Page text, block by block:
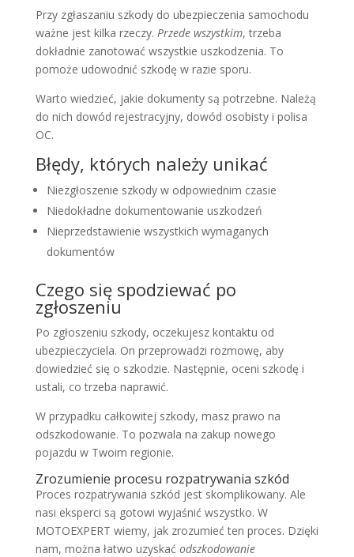
Przy zgłaszaniu szkody do ubezpieczenia samochodu
ważne jest kilka rzeczy. Przede wszystkim, trzeba
dokładnie zanotować wszystkie uszkodzenia. To
pomoże udowodnić szkodę w razie sporu.
Warto wiedzieć, jakie dokumenty są potrzebne. Należą
do nich dowód rejestracyjny, dowód osobisty i polisa
OC.
Błędy, których należy unikać
Niezgłoszenie szkody w odpowiednim czasie
Niedokładne dokumentowanie uszkodzeń
Nieprzedstawienie wszystkich wymaganych
dokumentów
Czego się spodziewać po
zgłoszeniu
Po zgłoszeniu szkody, oczekujesz kontaktu od
ubezpieczyciela. On przeprowadzi rozmowę, aby
dowiedzieć się o szkodzie. Następnie, oceni szkodę i
ustali, co trzeba naprawić.
W przypadku całkowitej szkody, masz prawo na
odszkodowanie. To pozwala na zakup nowego
pojazdu w Twoim regionie.
Zrozumienie procesu rozpatrywania szkód
Proces rozpatrywania szkód jest skomplikowany. Ale
nasi eksperci są gotowi wyjaśnić wszystko. W
MOTOEXPERT wiemy, jak zrozumieć ten proces. Dzięki
nam, można łatwo uzyskać odszkodowanie